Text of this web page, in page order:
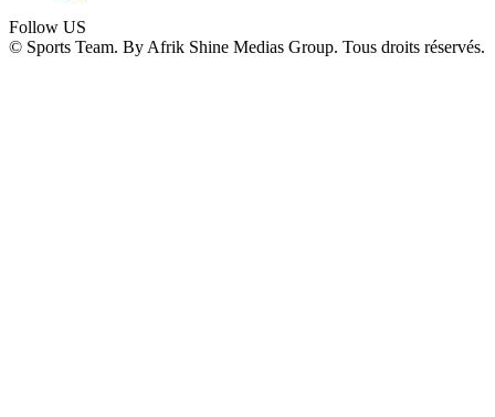
Follow US
© Sports Team. By Afrik Shine Medias Group. Tous droits réservés.